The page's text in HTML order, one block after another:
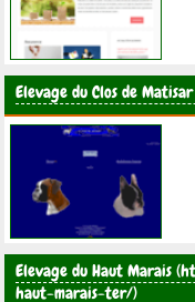
Elevage du Clos de Matisar
Elevage du Haut Marais